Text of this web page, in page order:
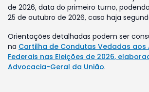
de 2026, data do primeiro turno,
25 de outubro de 2026, caso haja
Orientações detalhadas podem ser
na Cartilha de Condutas Vedadas aos
Federais nas Eleições de 2026,
Advocacia-Geral da União.